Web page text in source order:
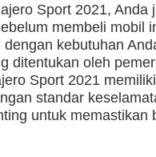
Sport 2021, Anda
membeli mobil
kebutuhan
ditentukan oleh
Sport 2021
standar
untuk memastikan